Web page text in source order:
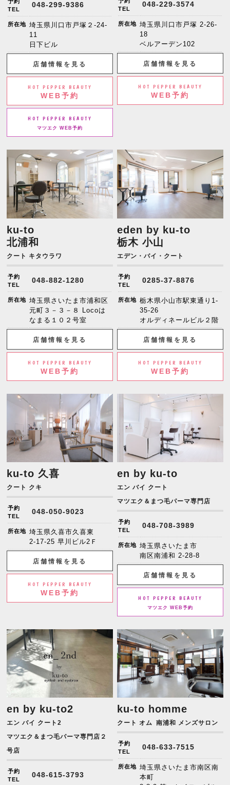
予約
TEL
048-299-9386
所在地 埼玉県川口市戸塚２-24-
11
日下ビル
店舗情報を見る
HOT PEPPER BEAUTY
WEB予約
HOT PEPPER BEAUTY
マツエク WEB予約
TEL
048-229-3574
所在地 埼玉県川口市戸塚 2-26-
18
ベルアーデン102
店舗情報を見る
HOT PEPPER BEAUTY
WEB予約
ku-to
北浦和
クート キタウラワ
予約
TEL
048-882-1280
所在地 埼玉県さいたま市浦和区
元町３－３－８ Locoは
なまる１０２号室
店舗情報を見る
HOT PEPPER BEAUTY
WEB予約
eden by ku-to
栃木 小山
エデン・バイ・クート
予約
TEL
0285-37-8876
所在地 栃木県小山市駅東通り1-
35-26
オルディネールビル２階
店舗情報を見る
HOT PEPPER BEAUTY
WEB予約
ku-to 久喜
クート クキ
予約
TEL
048-050-9023
所在地 埼玉県久喜市久喜東
2-17-25 早川ビル2Ｆ
店舗情報を見る
HOT PEPPER BEAUTY
WEB予約
en by ku-to
エン バイ クート
マツエク＆まつ毛パーマ専門店
予約
TEL
048-708-3989
所在地 埼玉県さいたま市
南区南浦和 2-28-8
店舗情報を見る
HOT PEPPER BEAUTY
マツエク WEB予約
en by ku-to2
エン バイ クート2
マツエク＆まつ毛パーマ専門店２
号店
予約
TEL
048-615-3793
ku-to homme
クート オム 南浦和 メンズサロン
予約
TEL
048-633-7515
所在地 埼玉県さいたま市南区南
本町